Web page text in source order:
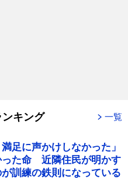
キング 一覧
足に声かけしなかった」
った命 近隣住民が明かす
が訓練の鉄則になっている